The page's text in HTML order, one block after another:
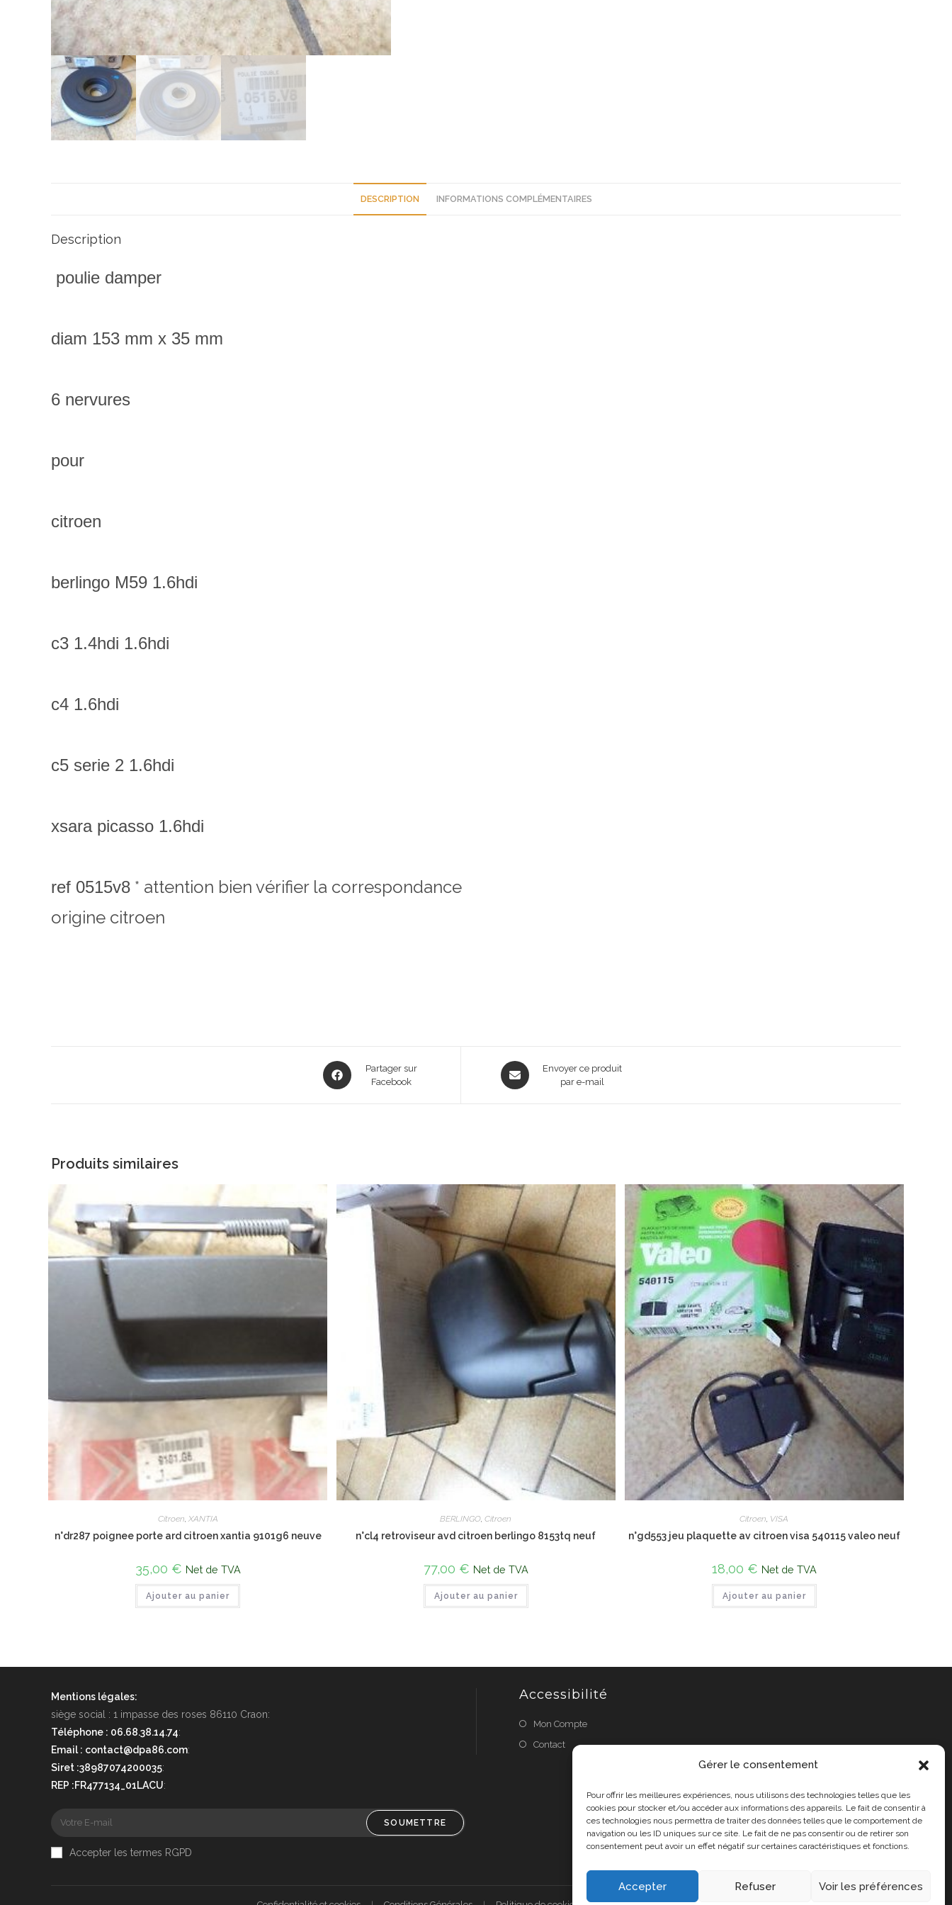
Gérer le consentement
Pour offrir les meilleures expériences, nous utilisons des technologies telles que les
cookies pour stocker et/ou accéder aux informations des appareils. Le fait de consentir à
ces technologies nous permettra de traiter des données telles que le comportement de
navigation ou les ID uniques sur ce site. Le fait de ne pas consentir ou de retirer son
consentement peut avoir un effet négatif sur certaines caractéristiques et fonctions.
Accepter Refuser Voir les préférences
DESCRIPTION INFORMATIONS COMPLÉMENTAIRES
Description
poulie damper
diam 153 mm x 35 mm
6 nervures
pour
citroen
berlingo M59 1.6hdi
c3 1.4hdi 1.6hdi
c4 1.6hdi
c5 serie 2 1.6hdi
xsara picasso 1.6hdi
ref 0515v8 * attention bien vérifier la correspondance
origine citroen
Opens
in
Partager sur
Facebook
Opens
in
Envoyer ce produit
par e-mail
Produits similaires
Citroen, XANTIA
n°dr287 poignee porte ard citroen xantia 9101g6 neuve
35,00 € Net de TVA
Ajouter au panier
BERLINGO,Citroen
n°cl4 retroviseur avd citroen berlingo 8153tq neuf
77,00 € Net de TVA
Ajouter au panier
Citroen, VISA
n°gd553 jeu plaquette av citroen visa 540115 valeo neuf
18,00 € Net de TVA
Ajouter au panier
Mentions légales:
siège social : 1 impasse des roses 86110 Craon:
Téléphone : 06.68.38.14.74:
Email : contact@dpa86.com:
Siret :38987074200035:
REP :FR477134_01LACU:
SOUMETTRE
Accepter les termes RGPD
Accessibilité
Mon Compte
Contact